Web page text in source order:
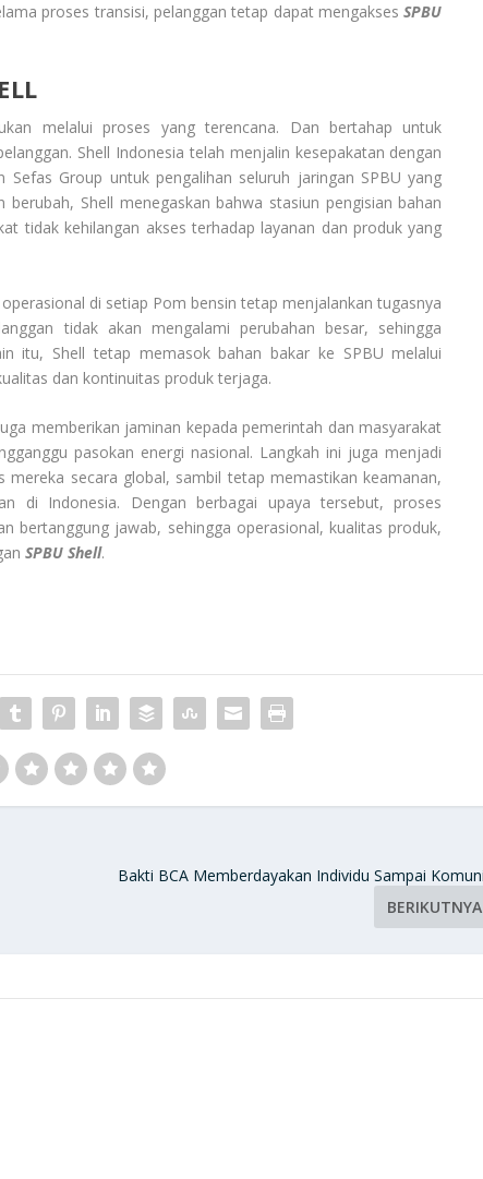
proses transisi, pelanggan tetap dapat mengaksesSPBU
melalui proses yang terencana. Dan bertahap untuk
Shell Indonesia telah menjalin kesepakatan dengan
Group untuk pengalihan seluruh jaringan SPBU yang
Shell menegaskan bahwa stasiun pengisian bahan
tidak kehilangan akses terhadap layanan dan produk yang
di setiap Pom bensin tetap menjalankan tugasnya
tidak akan mengalami perubahan besar, sehingga
itu, Shell tetap memasok bahan bakar ke SPBU melalui
dan kontinuitas produk terjaga.
memberikan jaminan kepada pemerintah dan masyarakat
pasokan energi nasional. Langkah ini juga menjadi
secara global, sambil tetap memastikan keamanan,
di Indonesia. Dengan berbagai upaya tersebut, proses
bertanggung jawab, sehingga operasional, kualitas produk,
SPBU Shell.
Bakti BCA Memberdayakan Individu Sampai
BERIKUTNYA